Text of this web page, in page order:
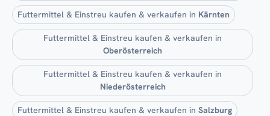
Futtermittel & Einstreu kaufen & verkaufen in Kärnten
Futtermittel & Einstreu kaufen & verkaufen in
Oberösterreich
Futtermittel & Einstreu kaufen & verkaufen in
Niederösterreich
Futtermittel & Einstreu kaufen & verkaufen in Salzburg